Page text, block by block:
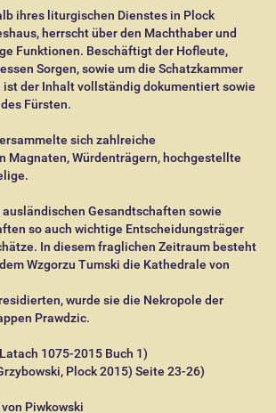
ihres liturgischen Dienstes in Plock
herrscht über den Machthaber und
Funktionen. Beschäftigt der Hofleute,
Sorgen, sowie um die Schatzkammer
ist der Inhalt vollständig dokumentiert sowie
Fürsten.
sich zahlreiche
Magnaten, Würdenträgern, hochgestellte
ausländischen Gesandtschaften sowie
so auch wichtige Entscheidungsträger
In diesem fraglichen Zeitraum besteht
Wzgorzu Tumski die Kathedrale von
wurde sie die Nekropole der
Prawdzic.
1075-2015 Buch 1)
Plock 2015) Seite 23-26)
Piwkowski